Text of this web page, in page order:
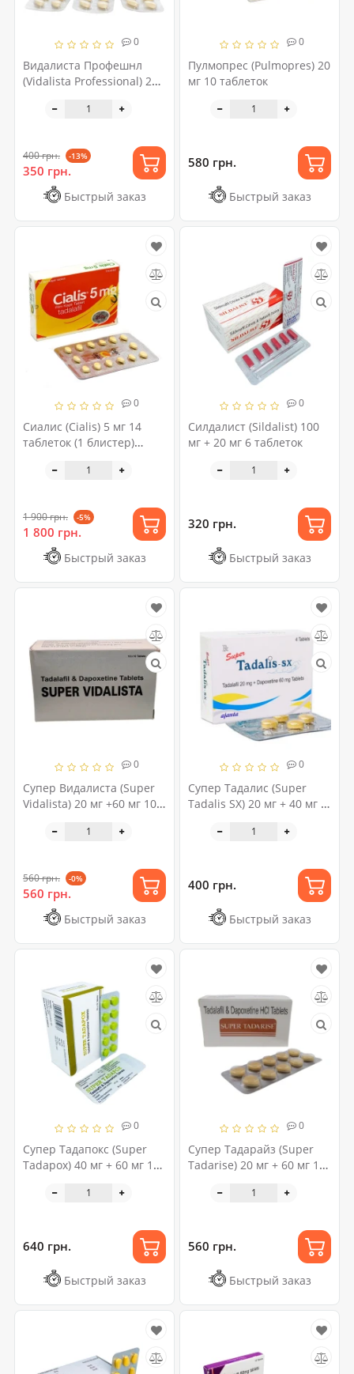
0
Видалиста Профешнл
(Vidalista Professional) 20
400 грн. -13%
350 грн.
Быстрый заказ
0
Пулмопрес (Pulmopres) 20
мг 10 таблеток
580 грн.
Быстрый заказ
0
Сиалис (Cialis) 5 мг 14
таблеток (1 блистер)
1 900 грн. -5%
1 800 грн.
Быстрый заказ
0
Силдалист (Sildalist) 100
мг + 20 мг 6 таблеток
320 грн.
Быстрый заказ
0
Супер Видалиста (Super
Vidalista) 20 мг +60 мг 10
560 грн. -0%
560 грн.
Быстрый заказ
0
Супер Тадалис (Super
Tadalis SX) 20 мг + 40 мг 4
400 грн.
Быстрый заказ
0
Супер Тадапокс (Super
Tadapox) 40 мг + 60 мг 10
640 грн.
Быстрый заказ
0
Супер Тадарайз (Super
Tadarise) 20 мг + 60 мг 10
560 грн.
Быстрый заказ